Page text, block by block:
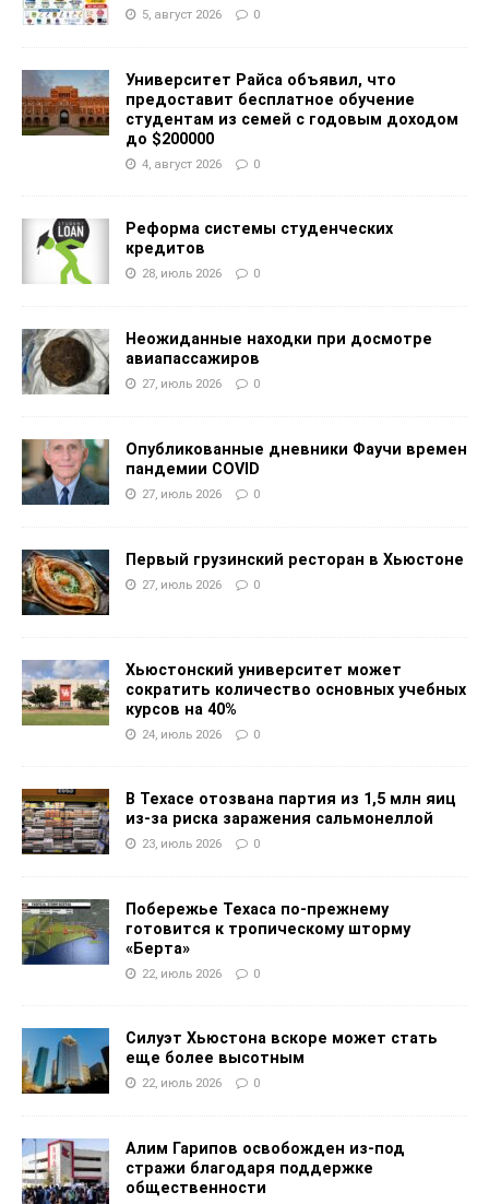
5, август 2026 0
Университет Райса объявил, что
предоставит бесплатное обучение
студентам из семей с годовым доходом
до $200000
4, август 2026 0
Реформа системы студенческих
кредитов
28, июль 2026 0
Неожиданные находки при досмотре
авиапассажиров
27, июль 2026 0
Опубликованные дневники Фаучи времен
пандемии COVID
27, июль 2026 0
Первый грузинский ресторан в Хьюстоне
27, июль 2026 0
Хьюстонский университет может
сократить количество основных учебных
курсов на 40%
24, июль 2026 0
В Техасе отозвана партия из 1,5 млн яиц
из-за риска заражения сальмонеллой
23, июль 2026 0
Побережье Техаса по-прежнему
готовится к тропическому шторму
«Берта»
22, июль 2026 0
Силуэт Хьюстона вскоре может стать
еще более высотным
22, июль 2026 0
Алим Гарипов освобожден из-под
стражи благодаря поддержке
общественности